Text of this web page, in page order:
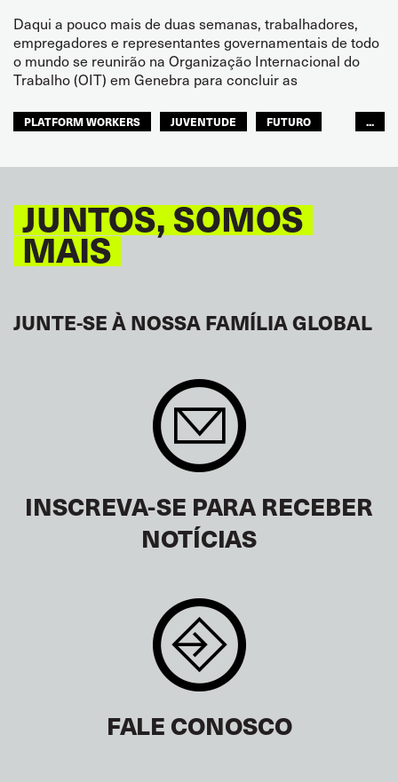
Daqui a pouco mais de duas semanas, trabalhadores,
empregadores e representantes governamentais de todo
o mundo se reunirão na Organização Internacional do
Trabalho (OIT) em Genebra para concluir as
PLATFORM WORKERS JUVENTUDE
FUTURO
...
JUNTOS, SOMOS
MAIS
JUNTE-SE À NOSSA FAMÍLIA GLOBAL
INSCREVA-SE PARA RECEBER
NOTÍCIAS
FALE CONOSCO